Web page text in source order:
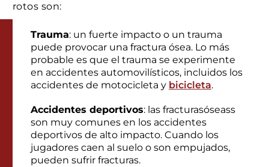
rotos son:
Trauma: un fuerte impacto o un trauma
puede provocar una fractura ósea. Lo más
probable es que el trauma se experimente
en accidentes automovilísticos, incluidos los
accidentes de motocicleta y bicicleta.
Accidentes deportivos: las fracturasóseass
son muy comunes en los accidentes
deportivos de alto impacto. Cuando los
jugadores caen al suelo o son empujados,
pueden sufrir fracturas.